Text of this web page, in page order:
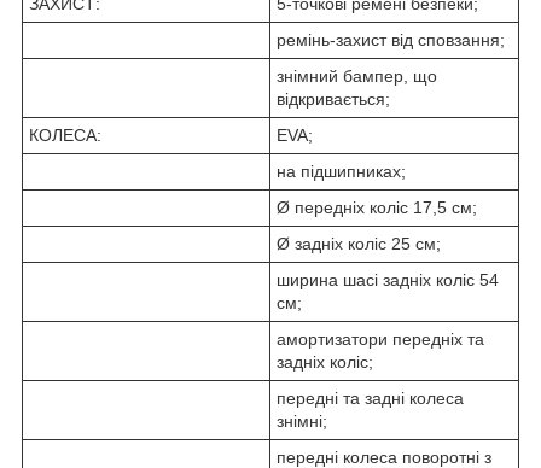
ремінь-захист від сповзання;
знімний бампер, що
відкривається;
КОЛЕСА:
EVA;
на підшипниках;
Ø передніх коліс 17,5 см;
Ø задніх коліс 25 см;
ширина шасі задніх коліс 54
см;
амортизатори передніх та
задніх коліс;
передні та задні колеса
знімні;
передні колеса поворотні з